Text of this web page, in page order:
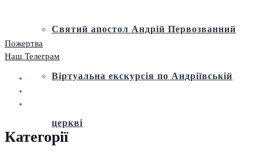
Святий апостол Андрій Первозванний
Віртуальна екскурсія по Андріївській
церкві
Пожертва
Наш Телеграм
Категорії